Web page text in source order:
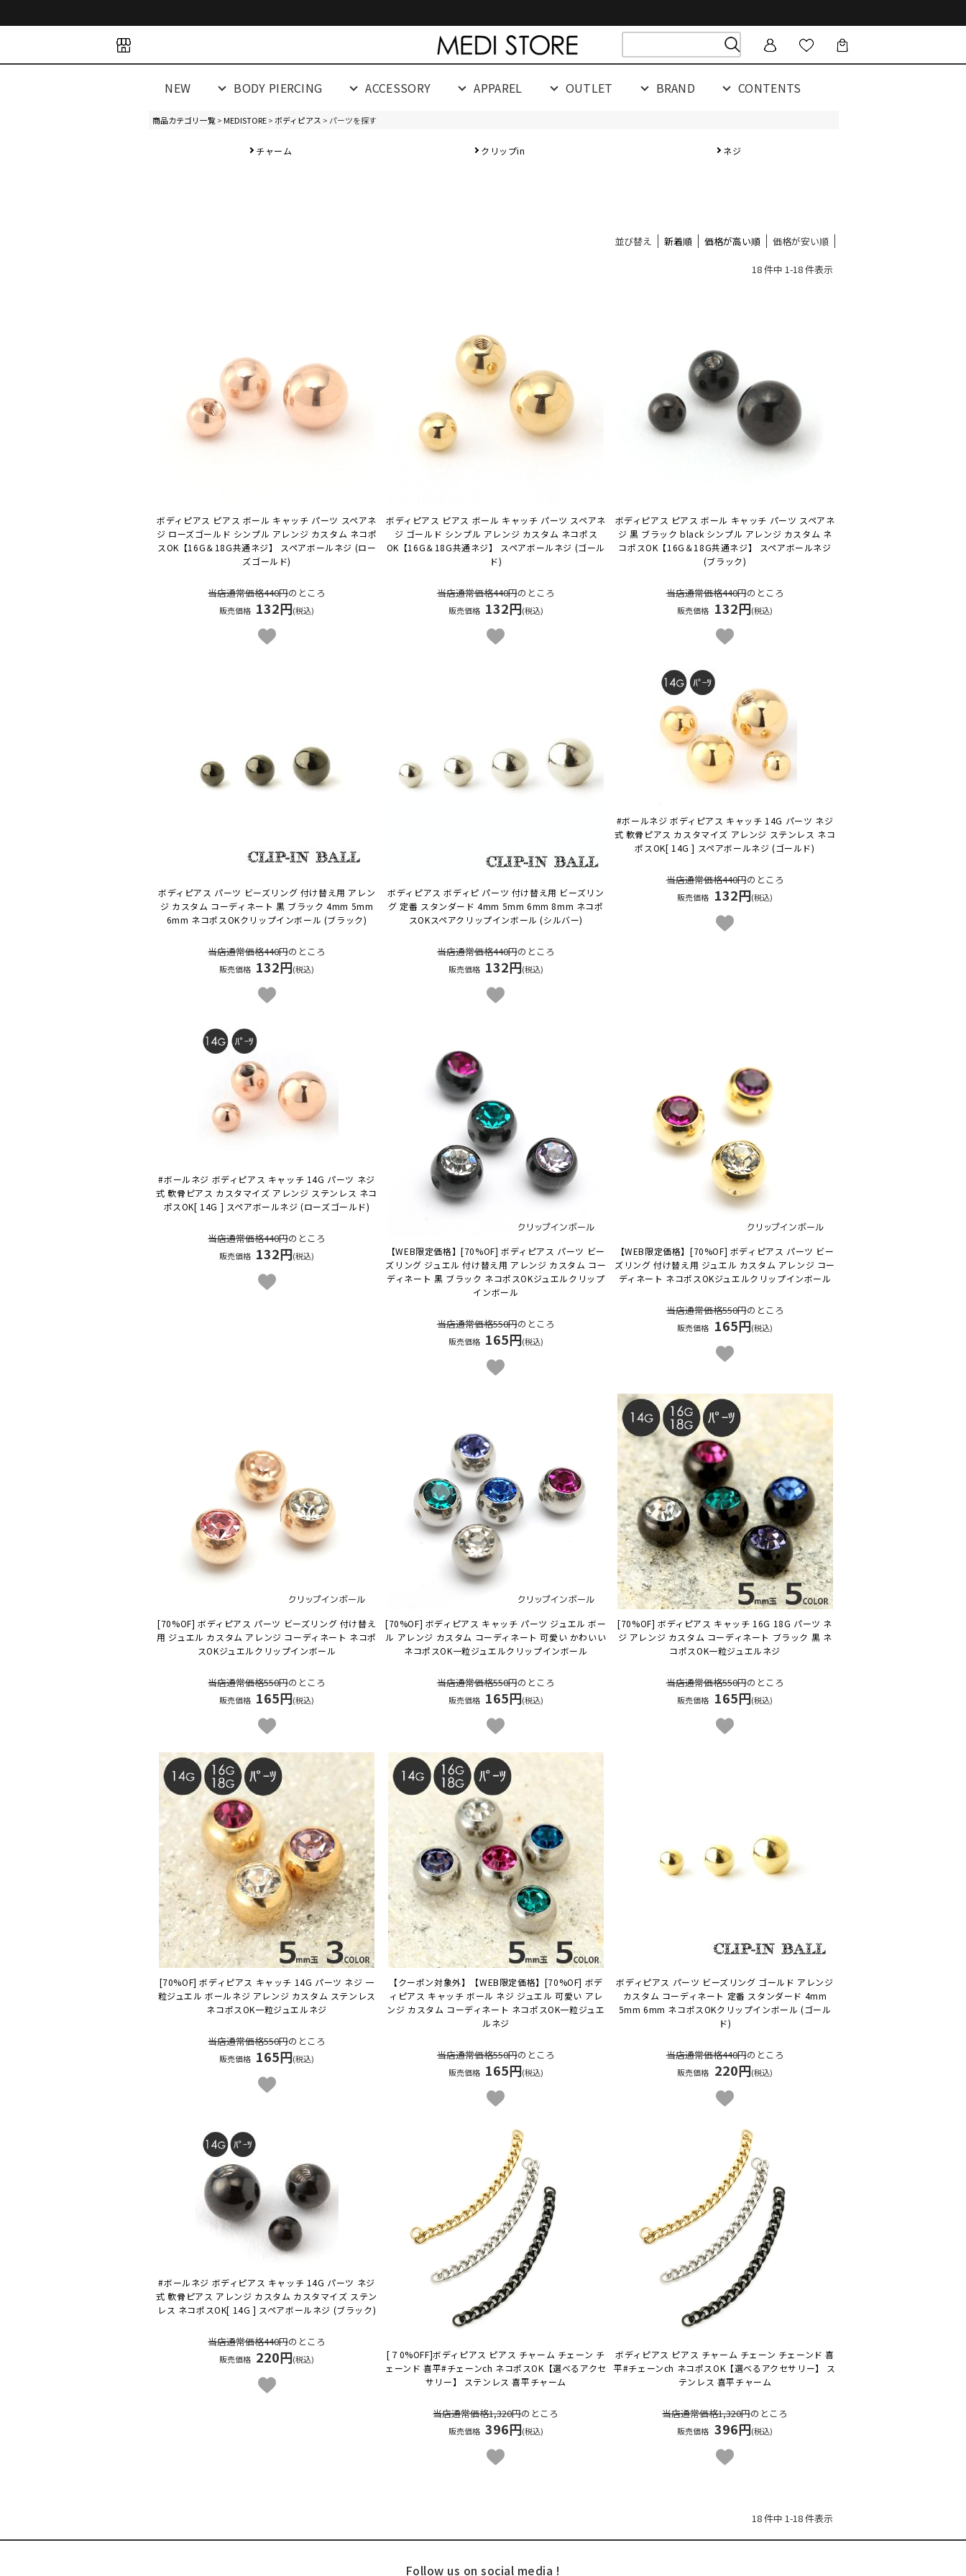
NEW BODY PIERCING ACCESSORY APPAREL OUTLET BRAND CONTENTS
商品カテゴリ一覧>MEDISTORE> ボディピアス > パーツを探す
チャーム クリップin ネジ
並び替え 新着順 価格が高い順 価格が安い順
18 件中 1-18 件表示
ボディピアス ピアス ボール キャッチ パーツ スペアネ
ジ ローズゴールド シンプル アレンジ カスタム ネコポ
スOK 【16G＆18G共通ネジ】 スペアボールネジ (ロー
ズゴールド)
当店通常価格440円のところ
販売価格 132円(税込)
ボディピアス ピアス ボール キャッチ パーツ スペアネ
ジ ゴールド シンプル アレンジ カスタム ネコポス
OK 【16G＆18G共通ネジ】 スペアボールネジ (ゴール
ド)
当店通常価格440円のところ
販売価格 132円(税込)
ボディピアス ピアス ボール キャッチ パーツ スペアネ
ジ 黒 ブラック black シンプル アレンジ カスタム ネ
コポスOK 【16G＆18G共通ネジ】 スペアボールネジ
(ブラック)
当店通常価格440円のところ
販売価格 132円(税込)
ボディピアス パーツ ビーズリング 付け替え用 アレン
ジ カスタム コーディネート 黒 ブラック 4mm 5mm
6mm ネコポスOKクリップインボール (ブラック)
当店通常価格440円のところ
販売価格 132円(税込)
ボディピアス ボディピ パーツ 付け替え用 ビーズリン
グ 定番 スタンダード 4mm 5mm 6mm 8mm ネコポ
スOKスペアクリップインボール (シルバー)
当店通常価格440円のところ
販売価格 132円(税込)
#ボールネジ ボディピアス キャッチ 14G パーツ ネジ
式 軟骨ピアス カスタマイズ アレンジ ステンレス ネコ
ポスOK[ 14G ] スペアボールネジ (ゴールド)
当店通常価格440円のところ
販売価格 132円(税込)
#ボールネジ ボディピアス キャッチ 14G パーツ ネジ
式 軟骨ピアス カスタマイズ アレンジ ステンレス ネコ
ポスOK[ 14G ] スペアボールネジ (ローズゴールド)
当店通常価格440円のところ
販売価格 132円(税込)
【WEB限定価格】[70%OF] ボディピアス パーツ ビー
ズリング ジュエル 付け替え用 アレンジ カスタム コー
ディネート 黒 ブラック ネコポスOKジュエルクリップ
インボール
当店通常価格550円のところ
販売価格 165円(税込)
【WEB限定価格】[70%OF] ボディピアス パーツ ビー
ズリング 付け替え用 ジュエル カスタム アレンジ コー
ディネート ネコポスOKジュエルクリップインボール
当店通常価格550円のところ
販売価格 165円(税込)
[70%OF] ボディピアス パーツ ビーズリング 付け替え
用 ジュエル カスタム アレンジ コーディネート ネコポ
スOKジュエルクリップインボール
当店通常価格550円のところ
販売価格 165円(税込)
[70%OF] ボディピアス キャッチ パーツ ジュエル ボー
ル アレンジ カスタム コーディネート 可愛い かわいい
ネコポスOK一粒ジュエルクリップインボール
当店通常価格550円のところ
販売価格 165円(税込)
[70%OF] ボディピアス キャッチ 16G 18G パーツ ネ
ジ アレンジ カスタム コーディネート ブラック 黒 ネ
コポスOK一粒ジュエルネジ
当店通常価格550円のところ
販売価格 165円(税込)
[70%OF] ボディピアス キャッチ 14G パーツ ネジ 一
粒ジュエル ボールネジ アレンジ カスタム ステンレス
ネコポスOK一粒ジュエルネジ
当店通常価格550円のところ
販売価格 165円(税込)
【クーポン対象外】【WEB限定価格】[70%OF] ボデ
ィピアス キャッチ ボール ネジ ジュエル 可愛い アレ
ンジ カスタム コーディネート ネコポスOK一粒ジュエ
ルネジ
当店通常価格550円のところ
販売価格 165円(税込)
ボディピアス パーツ ビーズリング ゴールド アレンジ
カスタム コーディネート 定番 スタンダード 4mm
5mm 6mm ネコポスOKクリップインボール (ゴール
ド)
当店通常価格440円のところ
販売価格 220円(税込)
#ボールネジ ボディピアス キャッチ 14G パーツ ネジ
式 軟骨ピアス アレンジ カスタム カスタマイズ ステン
レス ネコポスOK[ 14G ] スペアボールネジ (ブラック)
当店通常価格440円のところ
販売価格 220円(税込)
[７0%OFF]ボディピアス ピアス チャーム チェーン チ
ェーンド 喜平#チェーンch ネコポスOK 【選べるアクセ
サリー】 ステンレス 喜平チャーム
当店通常価格1,320円のところ
販売価格 396円(税込)
ボディピアス ピアス チャーム チェーン チェーンド 喜
平#チェーンch ネコポスOK 【選べるアクセサリー】 ス
テンレス 喜平チャーム
当店通常価格1,320円のところ
販売価格 396円(税込)
18 件中 1-18 件表示
Follow us on social media !